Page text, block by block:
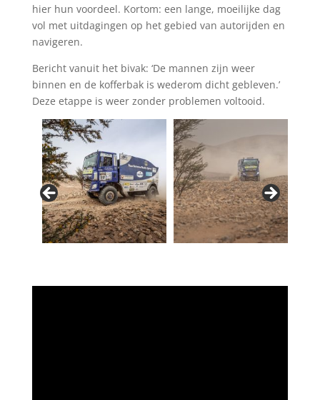
hier hun voordeel. Kortom: een lange, moeilijke dag
vol met uitdagingen op het gebied van autorijden en
navigeren.
Bericht vanuit het bivak: ‘De mannen zijn weer
binnen en de kofferbak is wederom dicht gebleven.’
Deze etappe is weer zonder problemen voltooid.